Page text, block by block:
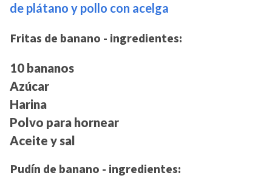
de plátano y pollo con acelga
Fritas de banano - ingredientes:
10 bananos
Azúcar
Harina
Polvo para hornear
Aceite y sal
Pudín de banano - ingredientes: